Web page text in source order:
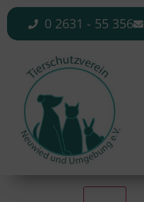
0 2631 - 55 356